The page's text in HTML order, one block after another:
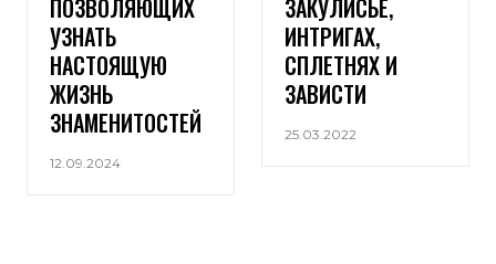
ПОЗВОЛЯЮЩИХ
УЗНАТЬ
НАСТОЯЩУЮ
ЖИЗНЬ
ЗНАМЕНИТОСТЕЙ
12.09.2024
ЗАКУЛИСЬЕ,
ИНТРИГАХ,
СПЛЕТНЯХ И
ЗАВИСТИ
25.03.2022